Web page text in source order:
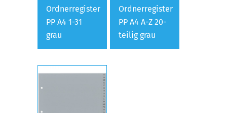
Ordnerregister
PP A4 1-31
grau
Ordnerregister
PP A4 A-Z 20-
teilig grau